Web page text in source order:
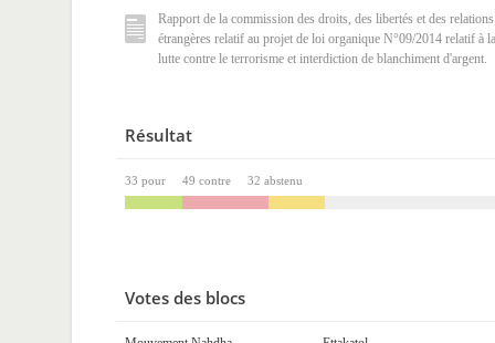
Rapport de la commission des droits, des libertés et des relations
étrangères relatif au projet de loi organique N°09/2014 relatif à la
lutte contre le terrorisme et interdiction de blanchiment d'argent.
Résultat
33 pour 49 contre 32 abstenu
Votes des blocs